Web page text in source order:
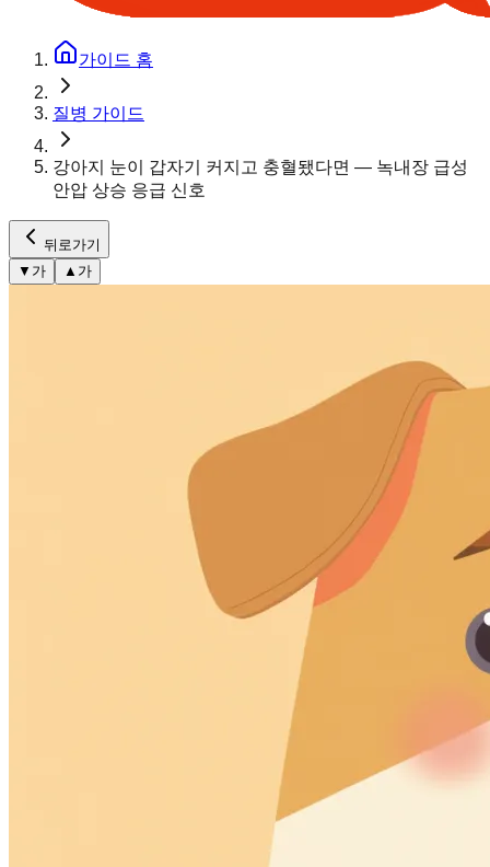
가이드 홈
질병 가이드
강아지 눈이 갑자기 커지고 충혈됐다면 — 녹내장 급성
안압 상승 응급 신호
뒤로가기
▼ 가 ▲ 가